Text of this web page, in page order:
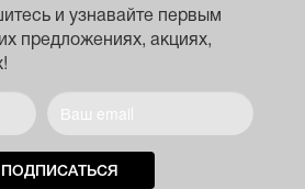
и узнавайте первым
предложениях, акциях,
ПОДПИСАТЬСЯ